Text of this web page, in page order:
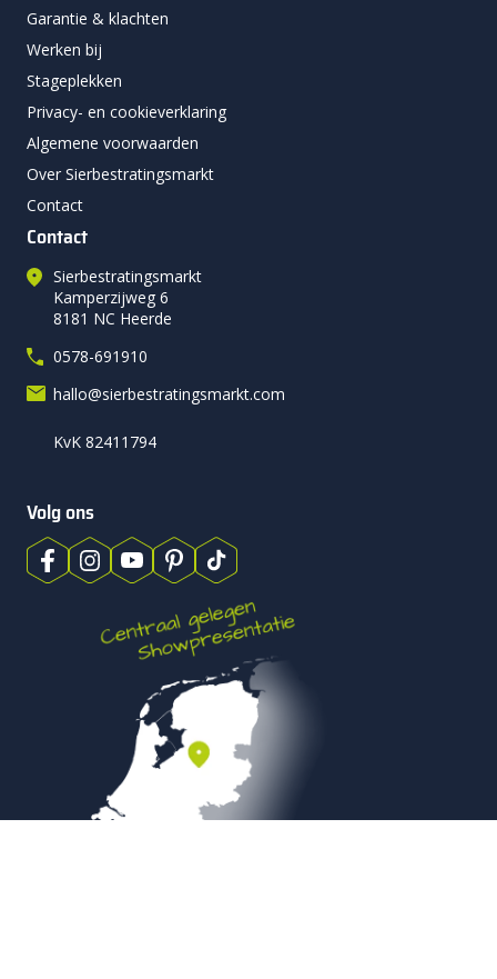
Garantie & klachten
Werken bij
Stageplekken
Privacy- en cookieverklaring
Algemene voorwaarden
Over Sierbestratingsmarkt
Contact
Contact
Sierbestratingsmarkt
Kamperzijweg 6
8181 NC Heerde
0578-691910
hallo@sierbestratingsmarkt.com
KvK 82411794
Volg ons